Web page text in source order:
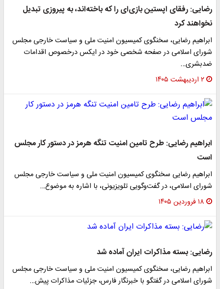
رضایی: رفقای اپستین بازی‌ای را که باخته‌اند، به پیروزی تبدیل
نخواهند کرد
ابراهیم رضایی، سخنگوی کمیسیون امنیت ملی و سیاست خارجی مجلس
شورای اسلامی در صفحه شخصی خود در ایکس درخصوص اقدامات
ضدبشری…
۲ اردیبهشت ۱۴۰۵
ابراهیم رضایی: طرح تامین امنیت تنگه هرمز در دستور کار مجلس
است
ابراهیم رضایی سخنگوی کمیسیون امنیت ملی و سیاست خارجی مجلس
شورای اسلامی، در گفت‌وگویی تلویزیونی، با اشاره به موضوع…
۱۸ فروردین ۱۴۰۵
رضایی: بسته مذاکرات ایران آماده شد
ابراهیم رضایی، سخنگوی کمیسیون امنیت ملی و سیاست خارجی مجلس
شورای اسلامی در گفتگو با خبرنگار فارس، جزئیات مذاکرات پیش…